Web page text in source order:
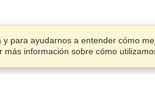
para ayudarnos a entender cómo
información sobre cómo